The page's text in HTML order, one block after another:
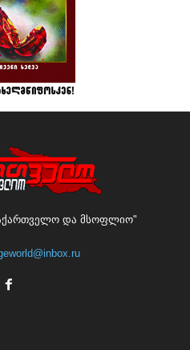
და მსოფლიო"